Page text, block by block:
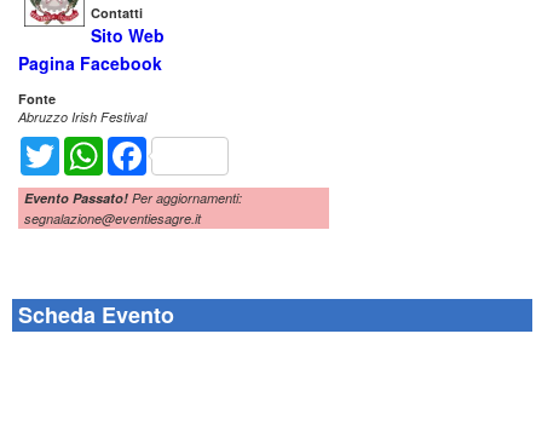
Contatti
Sito Web
Pagina Facebook
Fonte
Abruzzo Irish Festival
Twitter WhatsAppFacebook
Evento Passato! Per aggiornamenti:
segnalazione@eventiesagre.it
Scheda Evento